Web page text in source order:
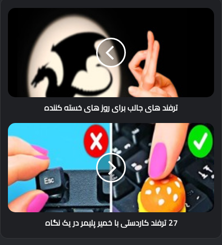
ترفند
ترفند های جالب برای روز های خسته کننده
27
ترفند
کاردستی
با
خمیر
پلیمر
در
یک
نگاه
27 ترفند کاردستی با خمیر پلیمر در یک نگاه